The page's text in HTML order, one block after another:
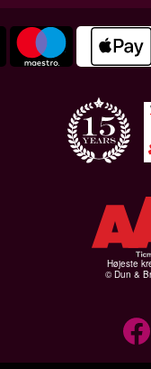
Højeste
© Dun &